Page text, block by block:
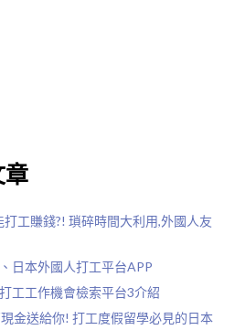
章
工賺錢?! 瑣碎時間大利用,外國人友
日本外國人打工平台APP
工工作機會檢索平台3介紹
金送給你! 打工度假留學必見的日本